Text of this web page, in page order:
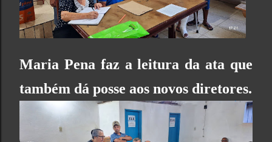
Maria Pena faz a leitura da ata que
também dá posse aos novos diretores.